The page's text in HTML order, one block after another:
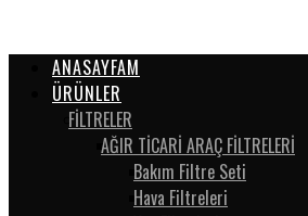
ANASAYFAM
ÜRÜNLER
FİLTRELER
AĞIR TİCARİ ARAÇ FİLTRELERİ
Bakım Filtre Seti
Hava Filtreleri